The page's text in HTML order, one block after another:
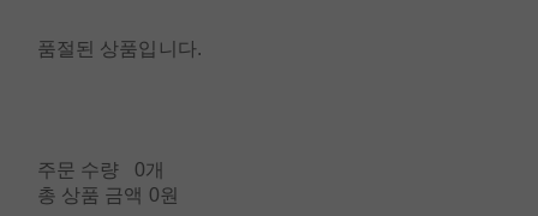
품절된 상품입니다.
주문 수량
0개
총 상품 금액 0원